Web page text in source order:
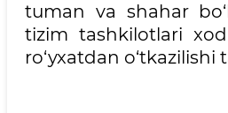
tuman va shahar
tizim tashkilotlari
ro‘yxatdan o‘tkazilishi